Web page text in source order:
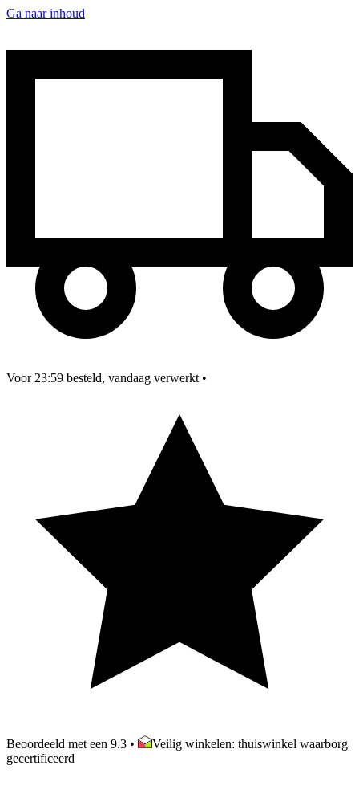
Ga naar inhoud
Voor 23:59 besteld, vandaag verwerkt •
Beoordeeld met een 9.3 •
Veilig winkelen: thuiswinkel waarborg
gecertificeerd